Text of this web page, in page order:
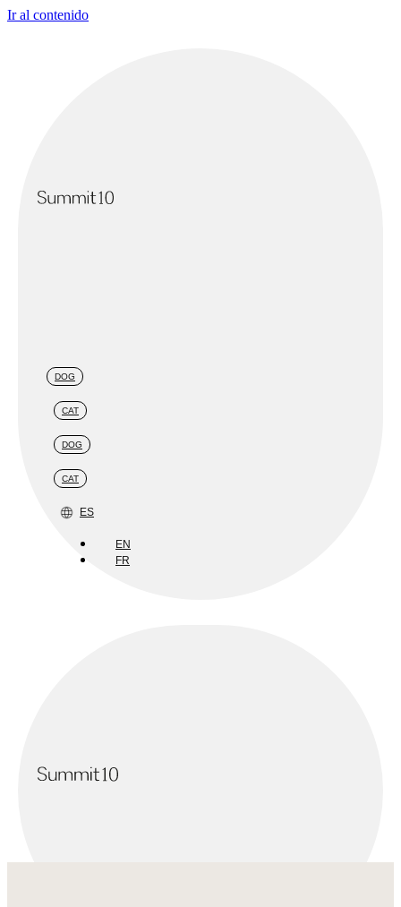
Ir al contenido
DOG
CAT
DOG
CAT
ES
EN
FR